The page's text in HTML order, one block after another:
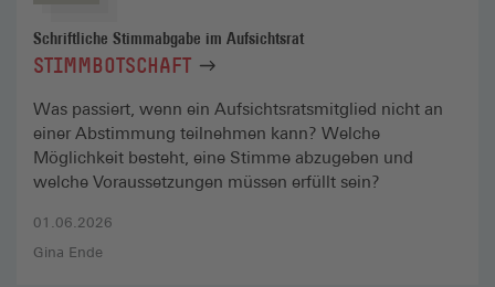
Schriftliche Stimmabgabe im Aufsichtsrat
STIMMBOTSCHAFT
01.06.2026
Gina Ende
Was passiert, wenn ein Aufsichtsratsmitglied nicht an
einer Abstimmung teilnehmen kann? Welche
Möglichkeit besteht, eine Stimme abzugeben und
welche Voraussetzungen müssen erfüllt sein?